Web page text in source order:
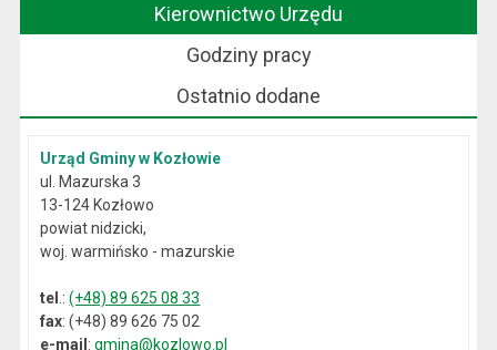
Kierownictwo Urzędu
Godziny pracy
Ostatnio dodane
Urząd Gminy w Kozłowie
ul. Mazurska 3
13-124 Kozłowo
powiat nidzicki,
woj. warmińsko - mazurskie
tel .:(+48) 89 625 08 33
fax: (+48) 89 626 75 02
e-mail:gmina@kozlowo.pl